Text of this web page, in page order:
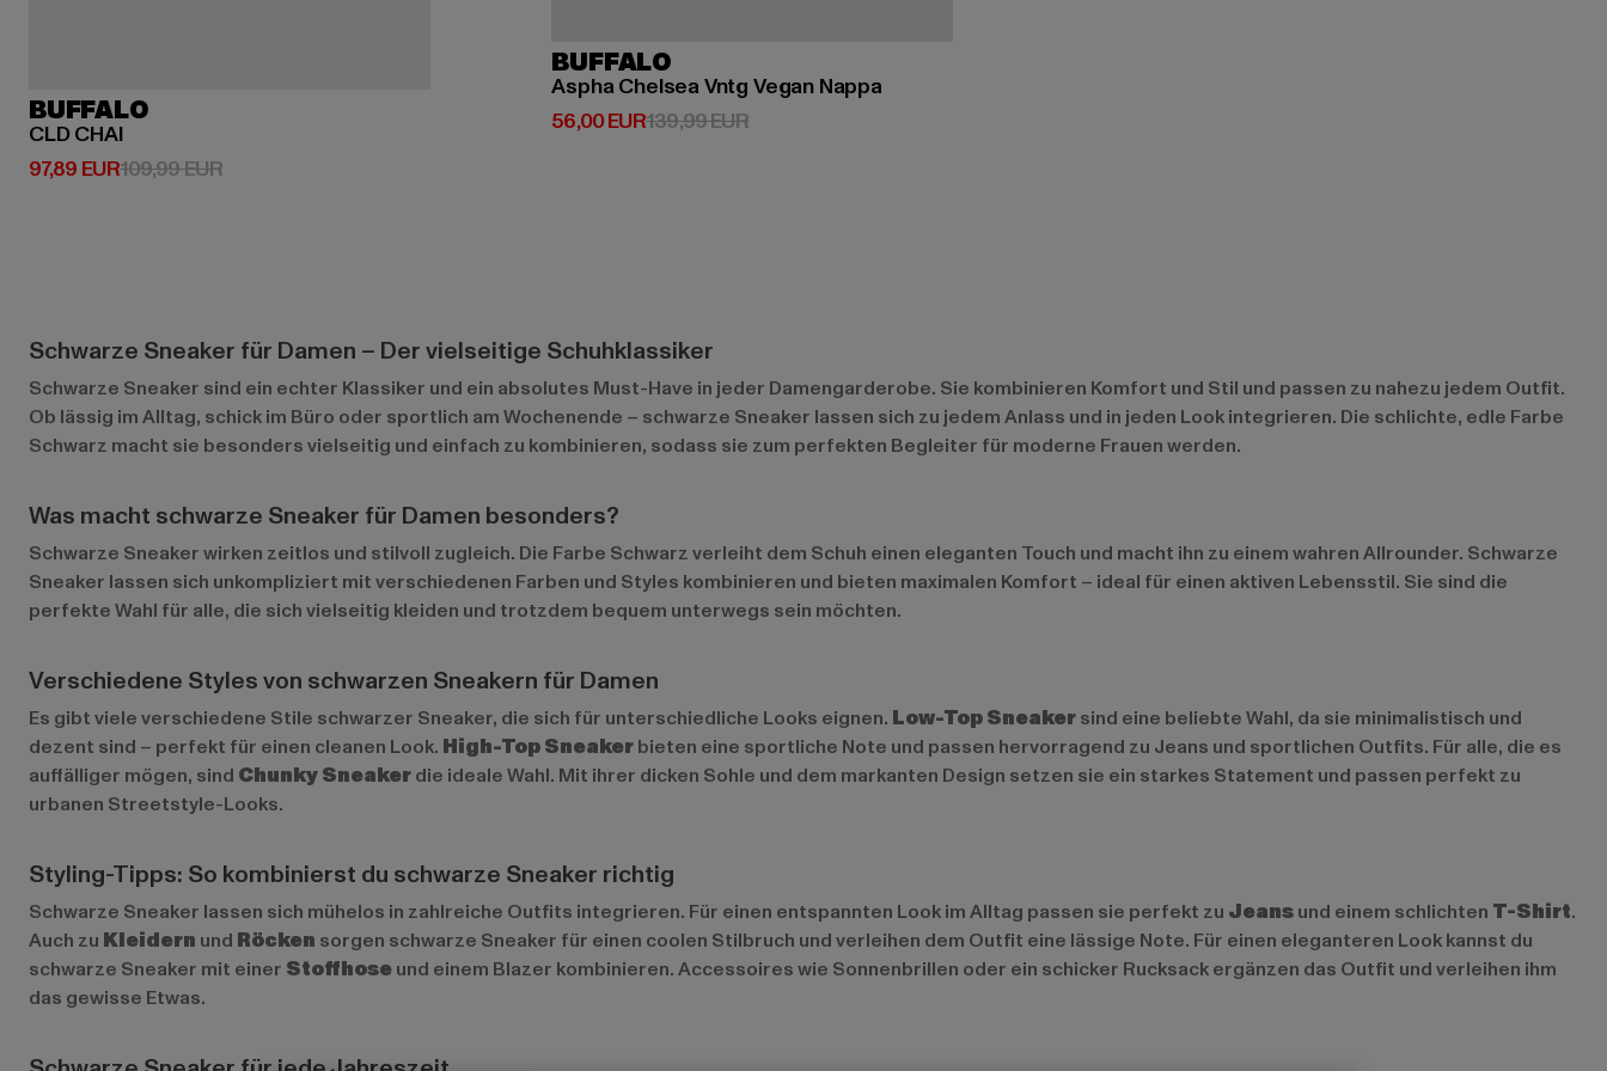
BUFFALO
CLD CHAI
97,89 EUR
Derzeitiger Preis: 97,89 EUR
109,99 EURAktionspreis: 109,99 EUR
BUFFALO
Aspha Chelsea Vntg Vegan Nappa
56,00 EUR
Derzeitiger Preis: 56,00 EUR
139,99 EURAktionspreis: 139,99 EUR
Schwarze Sneaker für Damen – Der vielseitige Schuhklassiker
Schwarze Sneaker sind ein echter Klassiker und ein absolutes Must-Have in jeder Damengarderobe. Sie kombinieren Komfort und Stil und passen zu nahezu jedem Outfit.
Ob lässig im Alltag, schick im Büro oder sportlich am Wochenende – schwarze Sneaker lassen sich zu jedem Anlass und in jeden Look integrieren. Die schlichte, edle Farbe
Schwarz macht sie besonders vielseitig und einfach zu kombinieren, sodass sie zum perfekten Begleiter für moderne Frauen werden.
Was macht schwarze Sneaker für Damen besonders?
Schwarze Sneaker wirken zeitlos und stilvoll zugleich. Die Farbe Schwarz verleiht dem Schuh einen eleganten Touch und macht ihn zu einem wahren Allrounder. Schwarze
Sneaker lassen sich unkompliziert mit verschiedenen Farben und Styles kombinieren und bieten maximalen Komfort – ideal für einen aktiven Lebensstil. Sie sind die
perfekte Wahl für alle, die sich vielseitig kleiden und trotzdem bequem unterwegs sein möchten.
Verschiedene Styles von schwarzen Sneakern für Damen
Es gibt viele verschiedene Stile schwarzer Sneaker, die sich für unterschiedliche Looks eignen. Low-Top Sneakersind eine beliebte Wahl, da sie minimalistisch und
dezent sind – perfekt für einen cleanen Look. High-Top Sneakerbieten eine sportliche Note und passen hervorragend zu Jeans und sportlichen Outfits. Für alle, die es
auffälliger mögen, sind Chunky Sneakerdie ideale Wahl. Mit ihrer dicken Sohle und dem markanten Design setzen sie ein starkes Statement und passen perfekt zu
urbanen Streetstyle-Looks.
Styling-Tipps: So kombinierst du schwarze Sneaker richtig
Schwarze Sneaker lassen sich mühelos in zahlreiche Outfits integrieren. Für einen entspannten Look im Alltag passen sie perfekt zu Jeansund einem schlichten T-Shirt.
Auch zu Kleidern und Röcken sorgen schwarze Sneaker für einen coolen Stilbruch und verleihen dem Outfit eine lässige Note. Für einen eleganteren Look kannst du
schwarze Sneaker mit einer Stoffhoseund einem Blazer kombinieren. Accessoires wie Sonnenbrillen oder ein schicker Rucksack ergänzen das Outfit und verleihen ihm
das gewisse Etwas.